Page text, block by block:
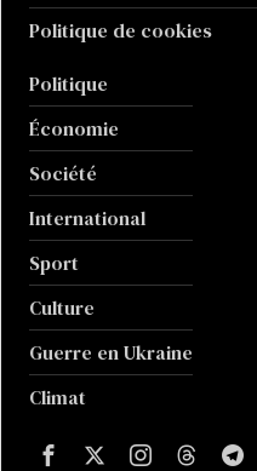
Politique de cookies
Politique
Économie
Société
International
Sport
Culture
Guerre en Ukraine
Climat